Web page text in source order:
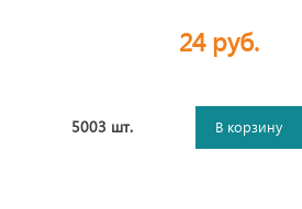
24 руб.
5003 шт. В корзину